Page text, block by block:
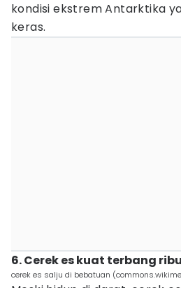
kondisi ekstrem Antarktika
keras.
6. Cerek es kuat terbang
cerek es salju di bebatuan